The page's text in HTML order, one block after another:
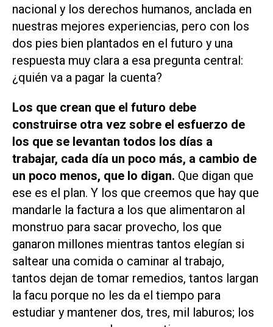
nacional y los derechos humanos, anclada en
nuestras mejores experiencias, pero con los
dos pies bien plantados en el futuro y una
respuesta muy clara a esa pregunta central:
¿quién va a pagar la cuenta?
Los que crean que el futuro debe
construirse otra vez sobre el esfuerzo de
los que se levantan todos los días a
trabajar, cada día un poco más, a cambio de
un poco menos, que lo digan. Que digan que
ese es el plan. Y los que creemos que hay que
mandarle la factura a los que alimentaron al
monstruo para sacar provecho, los que
ganaron millones mientras tantos elegían si
saltear una comida o caminar al trabajo,
tantos dejan de tomar remedios, tantos largan
la facu porque no les da el tiempo para
estudiar y mantener dos, tres, mil laburos; los